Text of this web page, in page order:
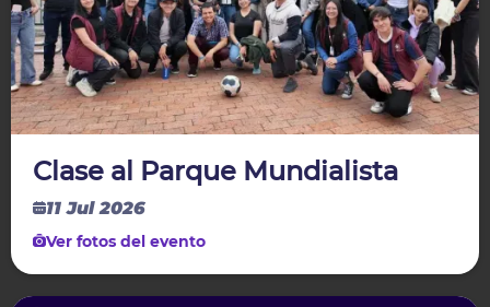
Clase al Parque Mundialista
11 Jul 2026
Ver fotos del evento